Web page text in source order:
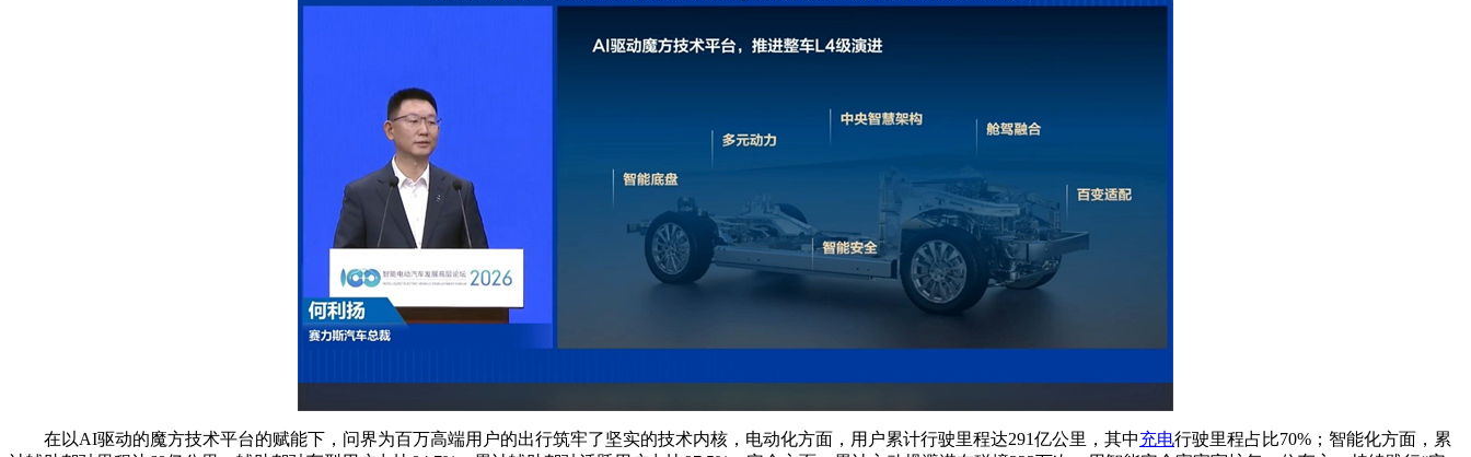
在以AI驱动的魔方技术平台的赋能下，问界为百万高端用户的出行筑牢了坚实的技术内核，电动化方面，用户累计行驶里程达291亿公里，其中充电行驶里程占比70%；智能化方面，累